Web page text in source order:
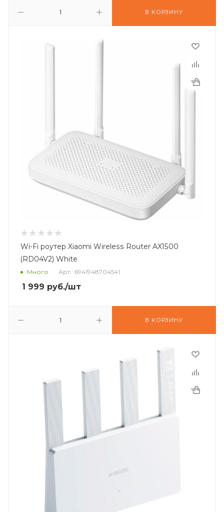
В КОРЗИНУ
Wi-Fi роутер Xiaomi Wireless Router AX1500
(RD04V2) White
Много Арт.: 6941948704541
1 999 руб./шт
В КОРЗИНУ